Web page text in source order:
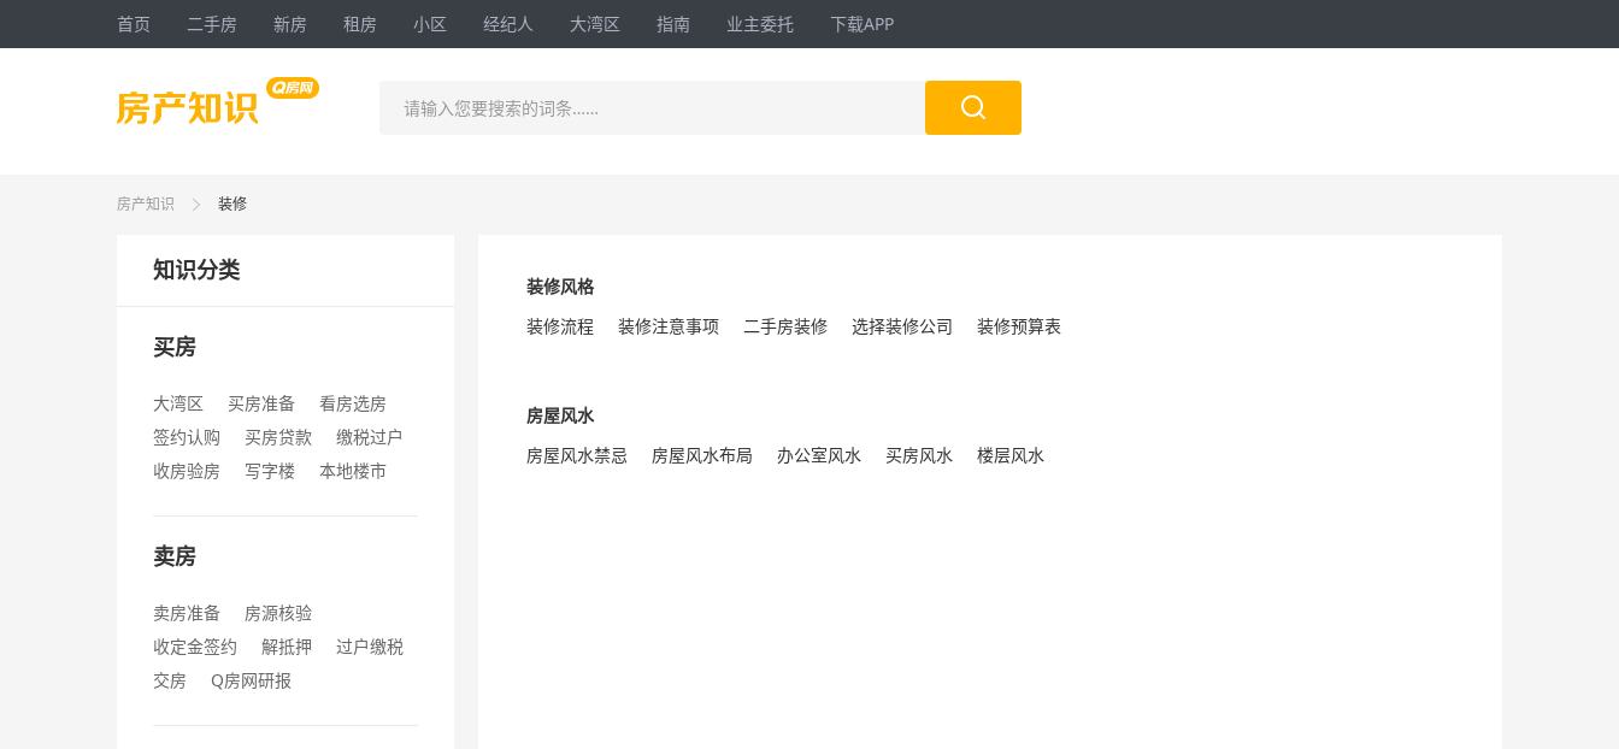
首页 二手房 新房 租房 小区 经纪人 大湾区 指南 业主委托 下载APP
请输入您要搜索的词条…… 
房产知识 装修
知识分类
买房
大湾区 买房准备
看房选房
签约认购
买房贷款
缴税过户
收房验房
写字楼 本地楼市
卖房
卖房准备
房源核验
收定金签约
解抵押
过户缴税
交房
Q房网研报
装修风格
装修流程
装修注意事项 二手房装修 选择装修公司 装修预算表
房屋风水
房屋风水禁忌
房屋风水布局 办公室风水 买房风水 楼层风水